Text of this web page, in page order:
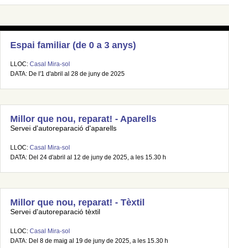
Espai familiar (de 0 a 3 anys)
LLOC: Casal Mira-sol
DATA: De l'1 d'abril al 28 de juny de 2025
Millor que nou, reparat! - Aparells
Servei d'autoreparació d'aparells
LLOC: Casal Mira-sol
DATA: Del 24 d'abril al 12 de juny de 2025, a les 15.30 h
Millor que nou, reparat! - Tèxtil
Servei d'autoreparació tèxtil
LLOC: Casal Mira-sol
DATA: Del 8 de maig al 19 de juny de 2025, a les 15.30 h